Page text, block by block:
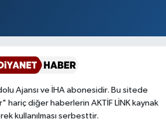
Ajansı ve İHA abonesidir. Bu sitede
hariç diğer haberlerin AKTİF LİNK kaynak
kullanılması serbesttir.